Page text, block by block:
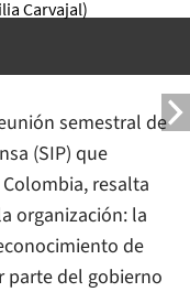
semestral de
(SIP) que
resalta
organización: la
de
del gobierno